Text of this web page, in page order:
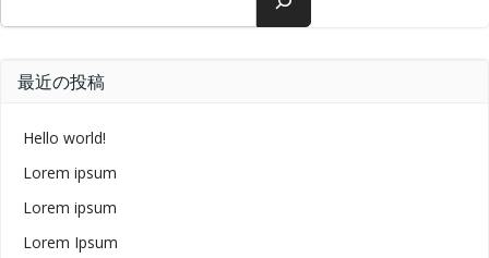
最近の投稿
Hello world!
Lorem ipsum
Lorem ipsum
Lorem Ipsum